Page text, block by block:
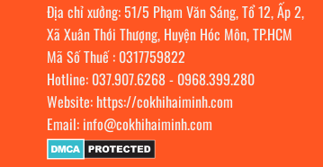
Địa chỉ xưởng: 51/5 Phạm Văn Sáng, Tổ 12, Ấp 2,
Xã Xuân Thới Thượng, Huyện Hóc Môn, TP.HCM
Mã Số Thuế : 0317759822
Hotline: 037.907.6268- 0968.399.280
Website: https://cokhihaiminh.com
Email: info@cokhihaiminh.com